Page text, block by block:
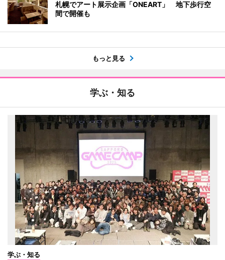
札幌でアート展示企画「ONEART」 地下歩行空
間で開催も
もっと見る
学ぶ・知る
学ぶ・知る